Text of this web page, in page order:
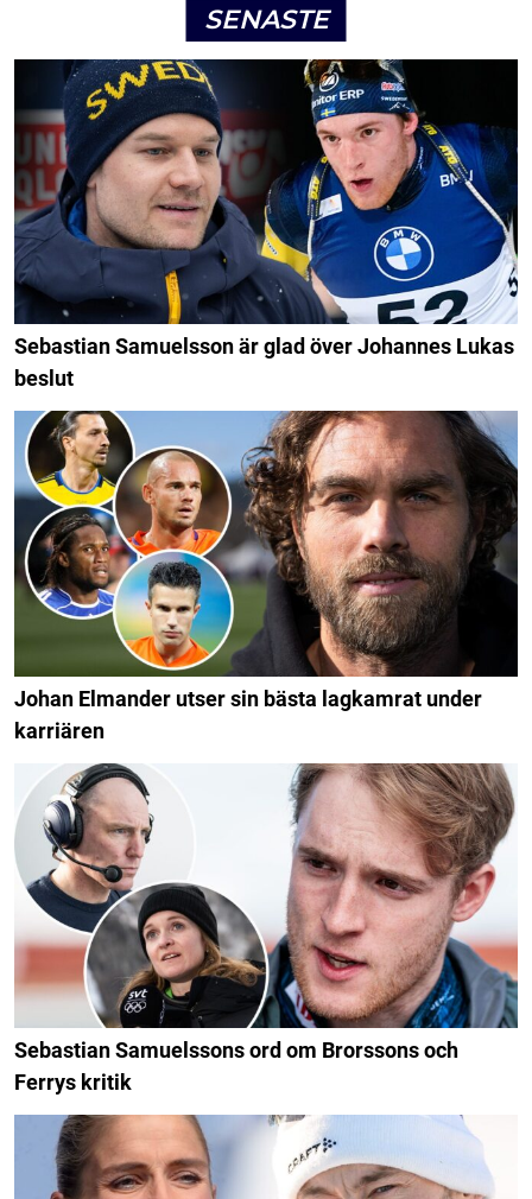
SENASTE
Sebastian Samuelsson är glad över Johannes Lukas
beslut
Johan Elmander utser sin bästa lagkamrat under
karriären
Sebastian Samuelssons ord om Brorssons och
Ferrys kritik